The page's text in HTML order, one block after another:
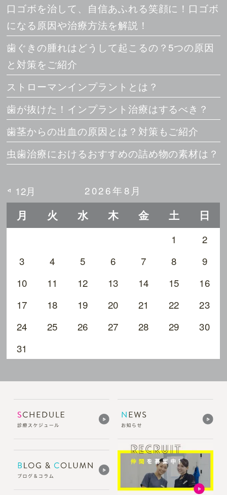
口ゴボを治して、自信あふれる笑顔に！口ゴボ
になる原因や治療方法を解説！
歯ぐきの腫れはどうして起こるの？5つの原因
と対策をご紹介
ストローマンインプラントとは？
歯が抜けた！インプラント治療はするべき？
歯茎からの出血の原因とは？対策もご紹介
虫歯治療におけるおすすめの詰め物の素材は？
2026年8月
月 火 水 木 金 土 日
12月
1
2
3
4 5 6 7 8
9
10
11 12 13 14 15
16
17
18 19 20 21 22
23
24
25 26 27 28 29
30
31